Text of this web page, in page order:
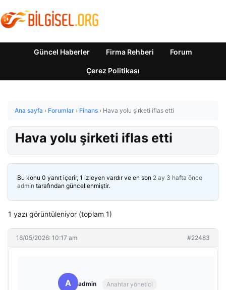
Güncel Haberler Firma Rehberi Forum
Çerez Politikası
Ana sayfa › Forumlar › Finans › Hava yolu şirketi iflas etti
Hava yolu şirketi iflas etti
Bu konu 0 yanıt içerir, 1 izleyen vardır ve en son 2 ay 3 hafta önce
admin tarafından güncellenmiştir.
1 yazı görüntüleniyor (toplam 1)
16/05/2026: 10:17 am #22483
A admin Anahtar yönetici